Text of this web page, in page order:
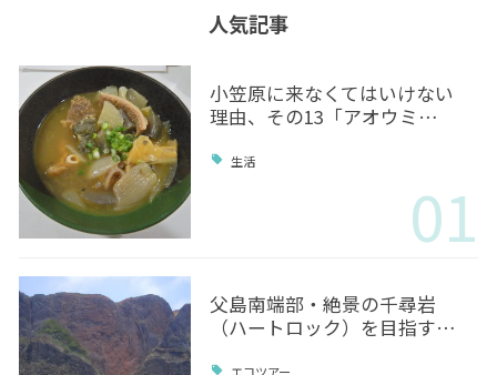
人気記事
小笠原に来なくてはいけない
理由、その13「アオウミ…
生活
01
父島南端部・絶景の千尋岩
（ハートロック）を目指す…
エコツアー